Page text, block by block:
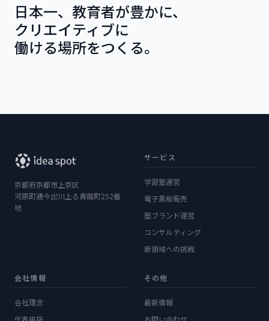
日本一、教育者が豊かに、
クリエイティブに
働ける場所をつくる。
京都府京都市上京区
河原町通今出川上る青龍町252番
地
サービス
学習塾運営
電子黒板販売
塾ブランド運営
コンサルティング
新領域への挑戦
会社情報
会社理念
代表挨拶
その他
最新情報
お問い合わせ